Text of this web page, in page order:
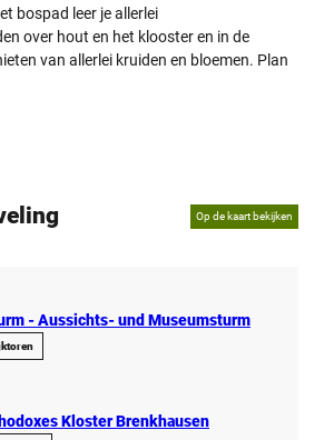
bospad leer je allerlei
over hout en het klooster en in de
van allerlei kruiden en bloemen. Plan
Op de kaart bekijken
- Aussichts- und Museumsturm
Kloster Brenkhausen